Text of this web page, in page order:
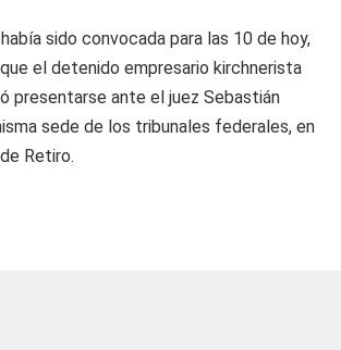
sido convocada para las 10 de hoy,
el detenido empresario kirchnerista
presentarse ante el juez Sebastián
sede de los tribunales federales, en
Retiro.